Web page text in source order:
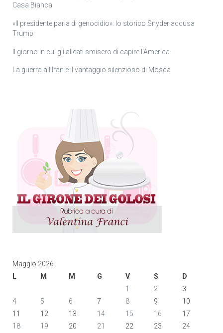
Casa Bianca
«Il presidente parla di genocidio»: lo storico Snyder accusa
Trump
Il giorno in cui gli alleati smisero di capire l’America
La guerra all’Iran e il vantaggio silenzioso di Mosca
Maggio 2026
L
M M G V S
D
1
2
3
4
5 6 7 8 9
10
11
12 13 14 15 16
17
18
19 20 21 22 23 24